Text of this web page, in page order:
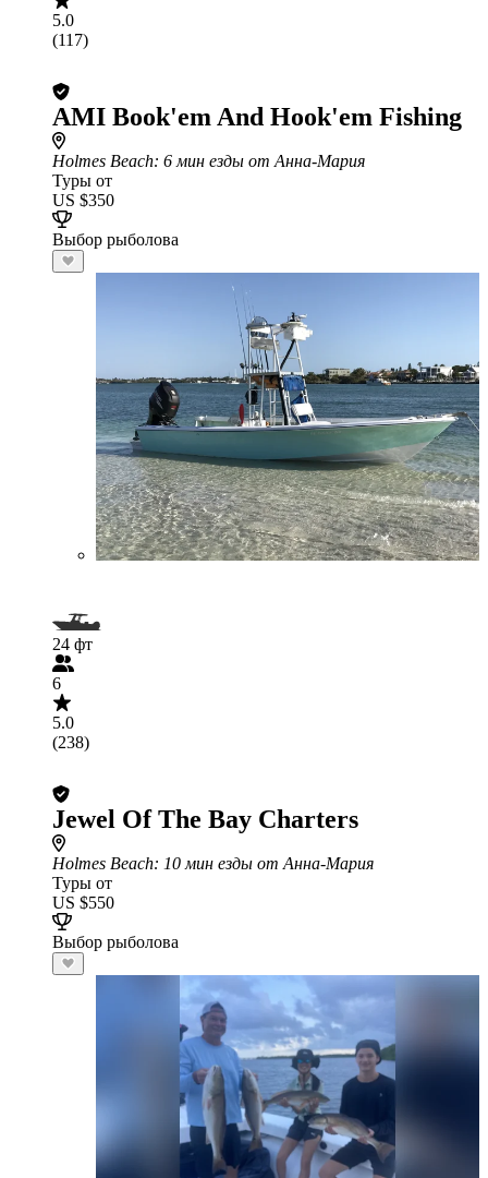
5.0
(117)
AMI Book'em And Hook'em Fishing
Holmes Beach: 6 мин езды от Анна-Мария
Туры от
US $350
Выбор рыболова
24 фт
6
5.0
(238)
Jewel Of The Bay Charters
Holmes Beach: 10 мин езды от Анна-Мария
Туры от
US $550
Выбор рыболова